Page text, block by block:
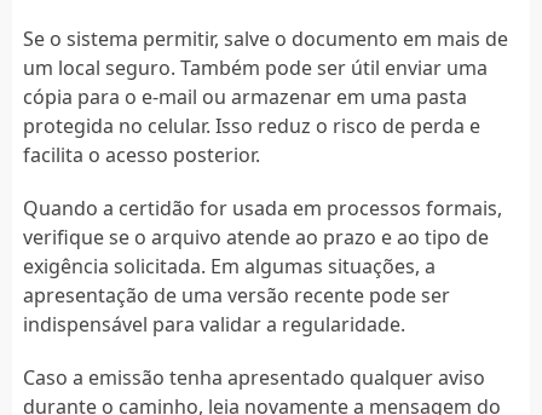
Se o sistema permitir, salve o documento em mais de
um local seguro. Também pode ser útil enviar uma
cópia para o e-mail ou armazenar em uma pasta
protegida no celular. Isso reduz o risco de perda e
facilita o acesso posterior.
Quando a certidão for usada em processos formais,
verifique se o arquivo atende ao prazo e ao tipo de
exigência solicitada. Em algumas situações, a
apresentação de uma versão recente pode ser
indispensável para validar a regularidade.
Caso a emissão tenha apresentado qualquer aviso
durante o caminho, leia novamente a mensagem do